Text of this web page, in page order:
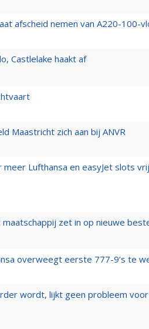
afscheid nemen van A220-100-
Castlelake haakt af
Maastricht zich aan bij ANVR
Lufthansa en easyJet slots
zet in op nieuwe
overweegt eerste 777-9’s te
wordt, lijkt geen probleem